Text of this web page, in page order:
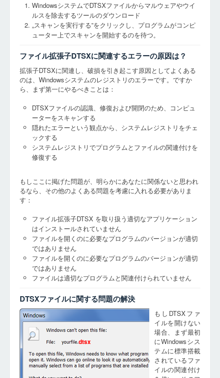
WindowsシステムでDTSXファイルからマルウェアやウイ
ルスを除去するツールのダウンロード
„スキャンを実行する”をクリックし、プログラムがコンピ
ューター上でスキャンを開始するのを待つ。
ファイル拡張子DTSXに関連するエラーの原因は？
拡張子DTSXに関連し、破損を引き起こす原因としてよくある
のは、Windowsシステムのレジストリのエラーです。ですか
ら、まず第一にやるべきことは：
DTSXファイルの認識、修復および開閉のため、コンピュ
ーターをスキャンする
隠れたエラーという観点から、システムレジストリをチェ
ックする
システムレジストリでプログラムとファイルの関連付けを
修復する
もしここに掲げた問題が、明らかにあなたに関係ないと思われ
るなら、その他のよくある問題を考慮に入れる必要がありま
す：
ファイル拡張子DTSX を取り扱う適切なアプリケーション
はインストールされていません
ファイルを開くのに必要なプログラムのバージョンが適切
ではありません
ファイルを開くのに必要なプログラムのバージョンが適切
ではありません
ファイルは適切なプログラムと関連付けられていません
DTSXファイルに関する問題の解決
dtsx
もしDTSXファ
イルを開けない
場合、まず最初
にWindowsシス
テムに標準搭載
されているファ
イルの関連付け